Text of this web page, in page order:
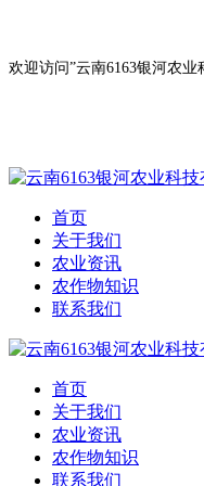
欢迎访问”云南6163银河农业
首页
关于我们
农业资讯
农作物知识
联系我们
首页
关于我们
农业资讯
农作物知识
联系我们